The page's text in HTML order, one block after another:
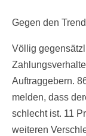
Gegen den
Völlig
Auftraggebern.
melden, dass
schlecht ist. 11
weiteren